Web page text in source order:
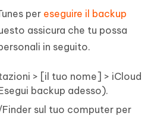
per eseguire il backup
assicura che tu possa
in seguito.
> [il tuo nome] > iCloud
backup adesso).
Finder sul tuo computer per